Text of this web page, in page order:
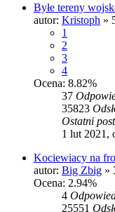
Byłe tereny
autor: Kristoph »
1
2
3
4
Ocena: 8.82%
37
35823
Ostatni post
1 lut 2021,
Kociewiacy na
autor: Big Zbig »
Ocena: 2.94%
4
25551